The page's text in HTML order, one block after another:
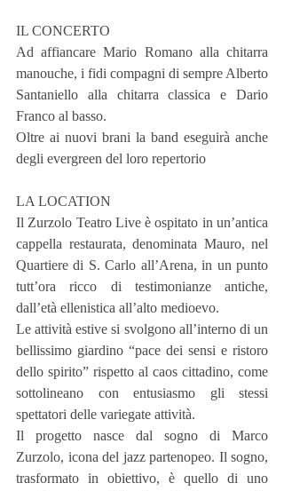
IL CONCERTO
Ad affiancare Mario Romano alla chitarra
manouche, i fidi compagni di sempre Alberto
Santaniello alla chitarra classica e Dario
Franco al basso.
Oltre ai nuovi brani la band eseguirà anche
degli evergreen del loro repertorio
LA LOCATION
Il Zurzolo Teatro Live è ospitato in un’antica
cappella restaurata, denominata Mauro, nel
Quartiere di S. Carlo all’Arena, in un punto
tutt’ora ricco di testimonianze antiche,
dall’età ellenistica all’alto medioevo.
Le attività estive si svolgono all’interno di un
bellissimo giardino “pace dei sensi e ristoro
dello spirito” rispetto al caos cittadino, come
sottolineano con entusiasmo gli stessi
spettatori delle variegate attività.
Il progetto nasce dal sogno di Marco
Zurzolo, icona del jazz partenopeo. Il sogno,
trasformato in obiettivo, è quello di uno